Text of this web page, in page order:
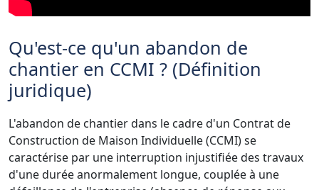
Qu'est-ce qu'un abandon de
chantier en CCMI ? (Définition
juridique)
L'abandon de chantier dans le cadre d'un Contrat de
Construction de Maison Individuelle (CCMI) se
caractérise par une interruption injustifiée des travaux
d'une durée anormalement longue, couplée à une